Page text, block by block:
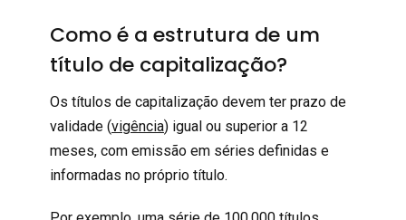
Como é a estrutura de um
título de capitalização?
Os títulos de capitalização devem ter prazo de
validade (vigência) igual ou superior a 12
meses, com emissão em séries definidas e
informadas no próprio título.